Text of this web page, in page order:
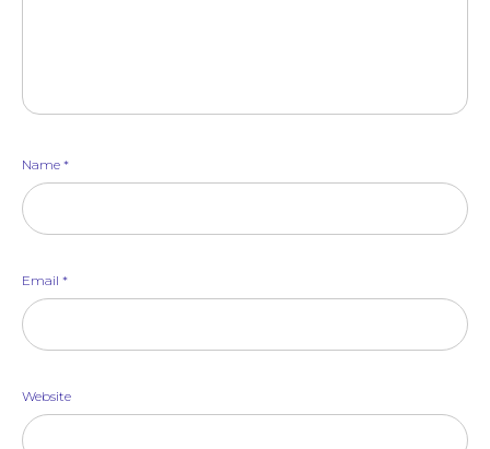
Name *
Email *
Website